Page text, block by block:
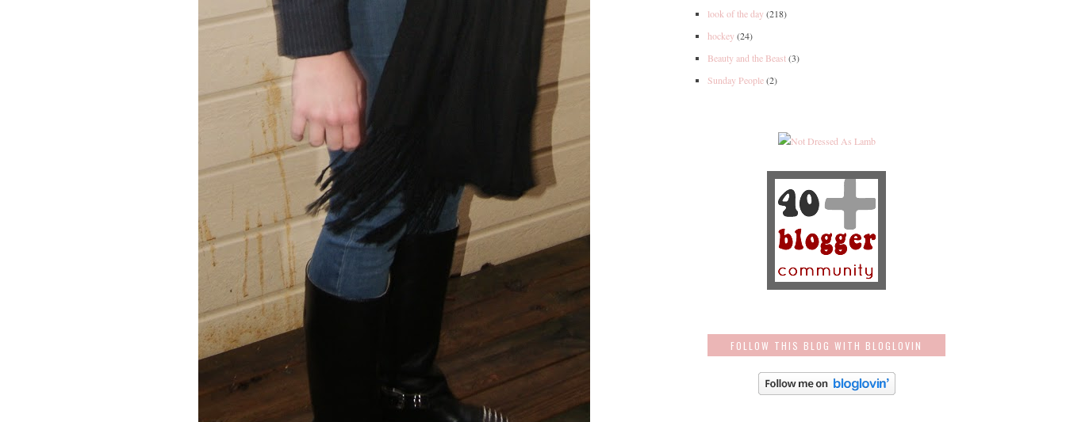
look of the day(218)
hockey(24)
Beauty and the Beast(3)
Sunday People(2)
FOLLOW THIS BLOG WITH BLOGLOVIN